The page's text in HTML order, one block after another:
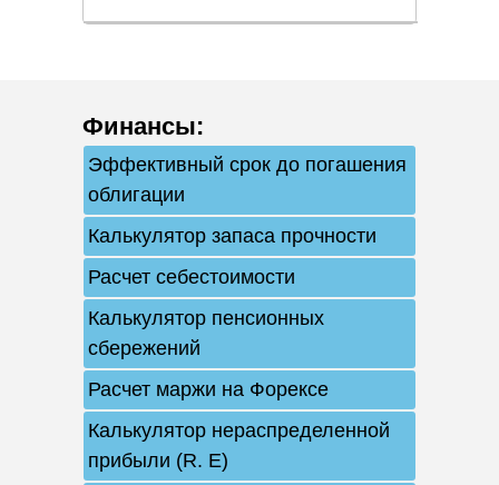
Финансы:
Эффективный срок до погашения
облигации
Калькулятор запаса прочности
Расчет себестоимости
Калькулятор пенсионных
сбережений
Расчет маржи на Форексе
Калькулятор нераспределенной
прибыли (R. E)